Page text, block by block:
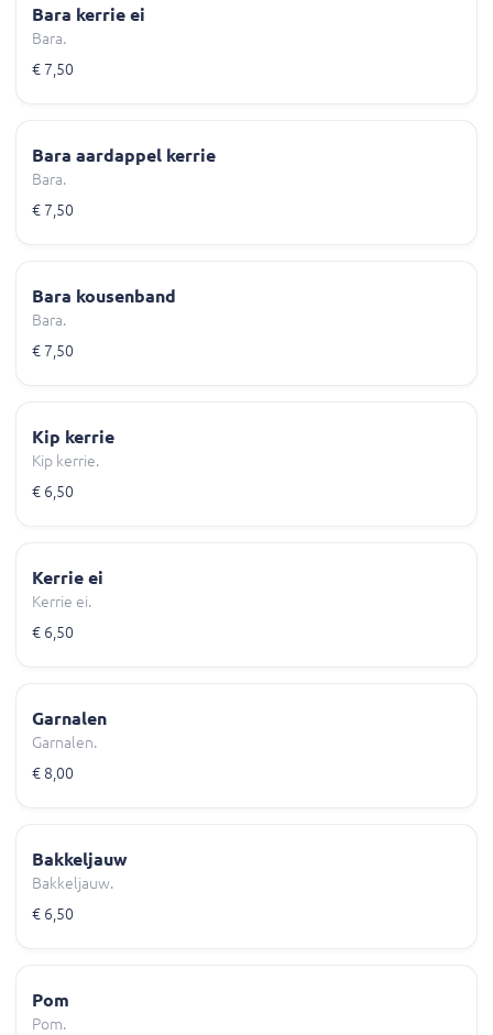
Bara kerrie ei
Bara.
€ 7,50
Bara aardappel kerrie
Bara.
€ 7,50
Bara kousenband
Bara.
€ 7,50
Kip kerrie
Kip kerrie.
€ 6,50
Kerrie ei
Kerrie ei.
€ 6,50
Garnalen
Garnalen.
€ 8,00
Bakkeljauw
Bakkeljauw.
€ 6,50
Pom
Pom.